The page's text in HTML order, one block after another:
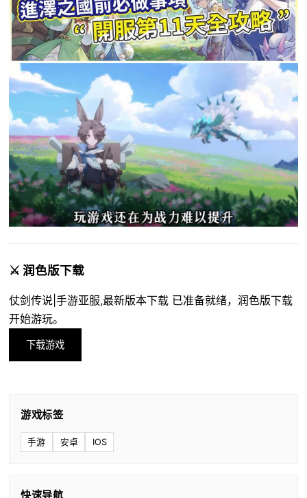
⚔️ 润色版下载
仗剑传说|手游亚服,最新版本下载 已准备就绪，润色版下载
开始游玩。
下载游戏
游戏标签
手游 安卓 IOS
快速导航